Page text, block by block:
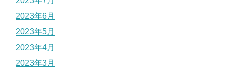
2023年6月
2023年5月
2023年4月
2023年3月